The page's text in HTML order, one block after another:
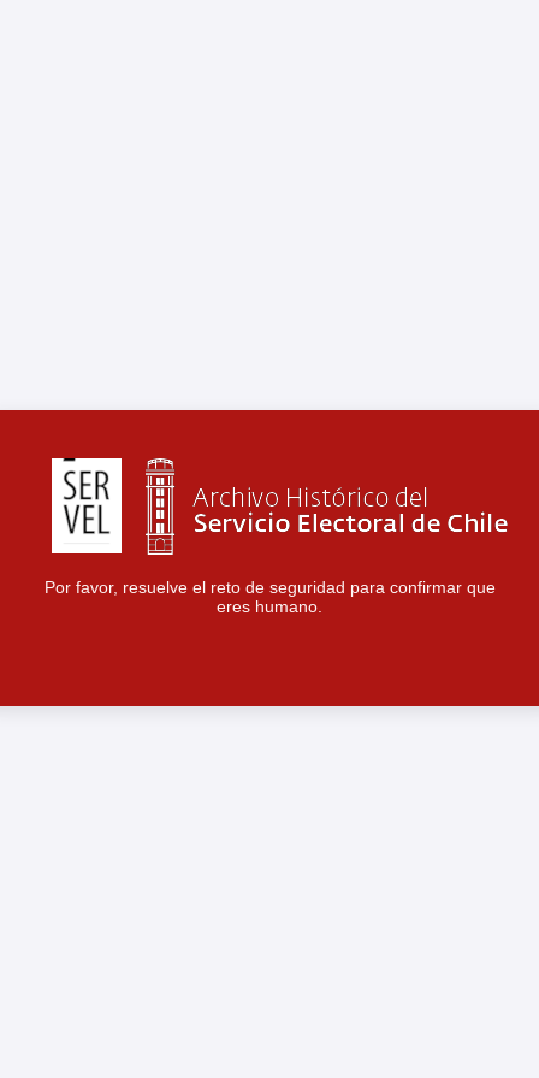
Por favor, resuelve el reto de seguridad para confirmar que
eres humano.